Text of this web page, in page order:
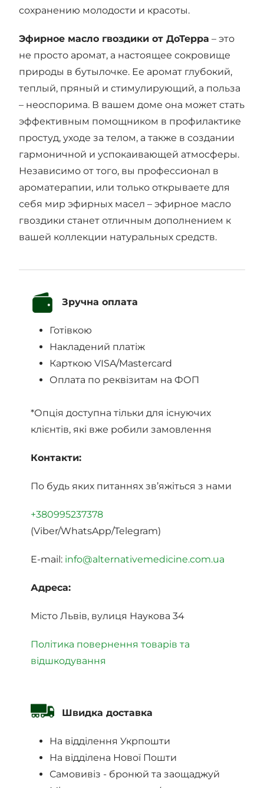
сохранению молодости и красоты.
Эфирное масло гвоздики от ДоТерра – это
не просто аромат, а настоящее сокровище
природы в бутылочке. Ее аромат глубокий,
теплый, пряный и стимулирующий, а польза
– неоспорима. В вашем доме она может стать
эффективным помощником в профилактике
простуд, уходе за телом, а также в создании
гармоничной и успокаивающей атмосферы.
Независимо от того, вы профессионал в
ароматерапии, или только открываете для
себя мир эфирных масел – эфирное масло
гвоздики станет отличным дополнением к
вашей коллекции натуральных средств.
Зручна оплата
Готівкою
Накладений платіж
Карткою VISA/Mastercard
Оплата по реквізитам на ФОП
*Опція доступна тільки для існуючих
клієнтів, які вже робили замовлення
Контакти:
По будь яких питаннях зв’яжіться з нами
+380995237378
(Viber/WhatsApp/Telegram)
E-mail: info@alternativemedicine.com.ua
Адреса:
Місто Львів, вулиця Наукова 34
Політика повернення товарів та
відшкодування
Швидка доставка
На відділення Укрпошти
На відділена Нової Пошти
Самовивіз - бронюй та заощаджуй